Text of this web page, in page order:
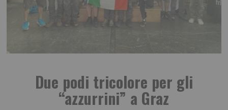
Due podi tricolore per gli
“azzurrini” a Graz